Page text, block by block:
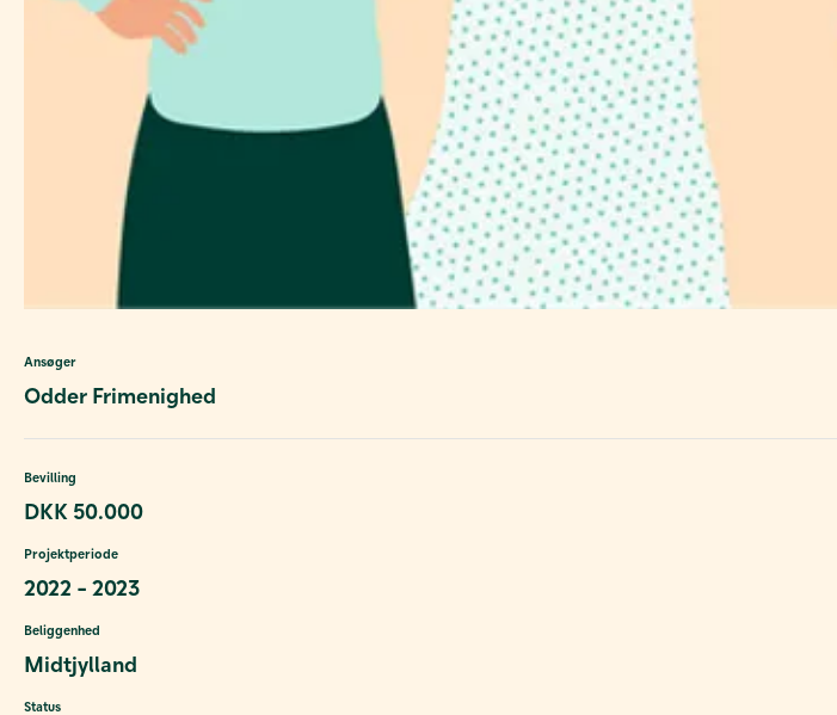
Ansøger
Odder Frimenighed
Bevilling
DKK 50.000
Projektperiode
2022 - 2023
Beliggenhed
Midtjylland
Status